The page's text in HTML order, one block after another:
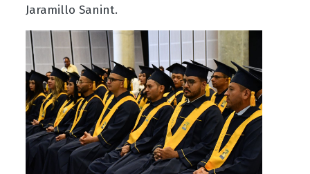
Jaramillo Sanint.